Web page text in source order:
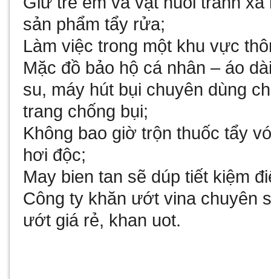
sản phẩm tẩy rửa;
Làm việc trong một khu vực
Mặc đồ bảo hộ cá nhân – áo
su, máy hút bụi chuyên dùng
trang chống bụi;
Không bao giờ trộn thuốc tẩy
hơi độc;
May bien tan sẽ dúp tiết kiệm
Công ty khăn ướt vina chuyên
ướt giá rẻ, khan uot.